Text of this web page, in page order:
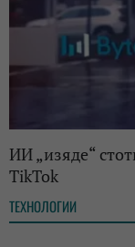
ИИ „изяде“
TikTok
ТЕХНОЛОГИИ